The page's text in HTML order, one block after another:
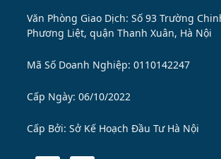
Văn Phòng Giao Dịch: Số 93 Trường
Phương Liệt, quận Thanh Xuân, Hà Nội
Mã Số Doanh Nghiệp: 0110142247
Cấp Ngày: 06/10/2022
Cấp Bởi: Sở Kế Hoạch Đầu Tư Hà Nội